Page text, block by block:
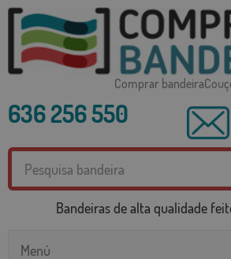
Comprar
636 256 550
Bandeiras de alta qualidade
Menú